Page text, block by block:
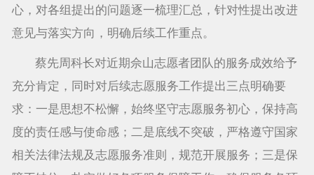
心，对各组提出的问题逐一梳理汇总，针对性提出改进
意见与落实方向，明确后续工作重点。
蔡先周科长对近期佘山志愿者团队的服务成效给予
充分肯定，同时对后续志愿服务工作提出三点明确要
求：一是思想不松懈，始终坚守志愿服务初心，保持高
度的责任感与使命感；二是底线不突破，严格遵守国家
相关法律法规及志愿服务准则，规范开展服务；三是保